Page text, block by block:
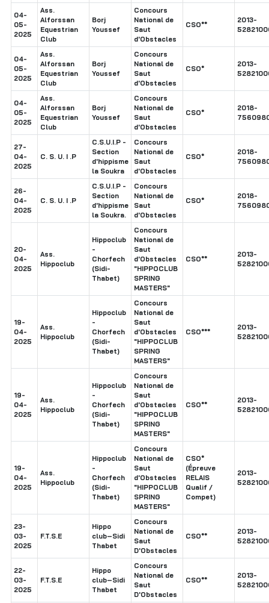
04-
05-
2025
Ass.
Alforssan
Equestrian
Club
Borj
Youssef
Concours
National de
Saut
d'Obstacles
CSO**
2013-
04-
05-
2025
Ass.
Alforssan
Equestrian
Club
Borj
Youssef
Concours
National de
Saut
d'Obstacles
CSO*
2013-
04-
05-
2025
Ass.
Alforssan
Equestrian
Club
Borj
Youssef
Concours
National de
Saut
d'Obstacles
CSO*
2018-
27-
04-
2025
C. S. U. I .P
C.S.U.I.P -
Section
d'hippisme
la Soukra
Concours
National de
Saut
d'Obstacles
CSO*
2018-
26-
04-
2025
C. S. U. I .P
C.S.U.I.P -
Section
d'hippisme
la Soukra.
Concours
National de
Saut
d'Obstacles
CSO*
2018-
20-
04-
2025
Ass.
Hippoclub
Hippoclub
-
Chorfech
(Sidi-
Thabet)
Concours
National de
Saut
d'Obstacles
"HIPPOCLUB
SPRING
MASTERS"
CSO**
2013-
19-
04-
2025
Ass.
Hippoclub
Hippoclub
-
Chorfech
(Sidi-
Thabet)
Concours
National de
Saut
d'Obstacles
"HIPPOCLUB
SPRING
MASTERS"
CSO***
2013-
19-
04-
2025
Ass.
Hippoclub
Hippoclub
-
Chorfech
(Sidi-
Thabet)
Concours
National de
Saut
d'Obstacles
"HIPPOCLUB
SPRING
MASTERS"
CSO**
2013-
19-
04-
2025
Ass.
Hippoclub
Hippoclub
-
Chorfech
(Sidi-
Thabet)
Concours
National de
Saut
d'Obstacles
"HIPPOCLUB
SPRING
MASTERS"
CSO*
(Épreuve
RELAIS
Qualif /
Compet)
2013-
23-
03-
2025
F.T.S.E
Hippo
club–Sidi
Thabet
Concours
National de
Saut
D'Obstacles
CSO**
2013-
22-
03-
2025
F.T.S.E
Hippo
club–Sidi
Thabet
Concours
National de
Saut
D'Obstacles
CSO**
2013-